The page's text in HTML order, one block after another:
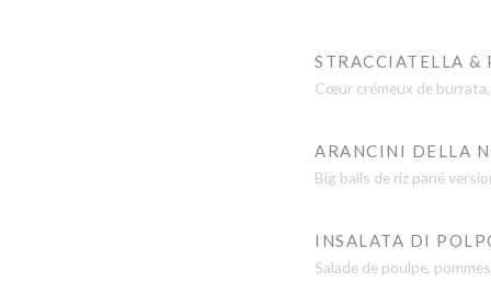
STRACCIATELLA &
Cœur crémeux de
ARANCINI DELLA
Big balls de riz pané
INSALATA DI
Salade de poulpe,